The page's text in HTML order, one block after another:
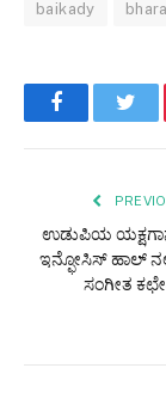
baikady
Facebook
ಉಡುಪಿಯ
ಇನ್ಫೋಸಿಸ್ ಹಾಲ್ ನಲ್ಲಿ
ಸಂಗೀತ